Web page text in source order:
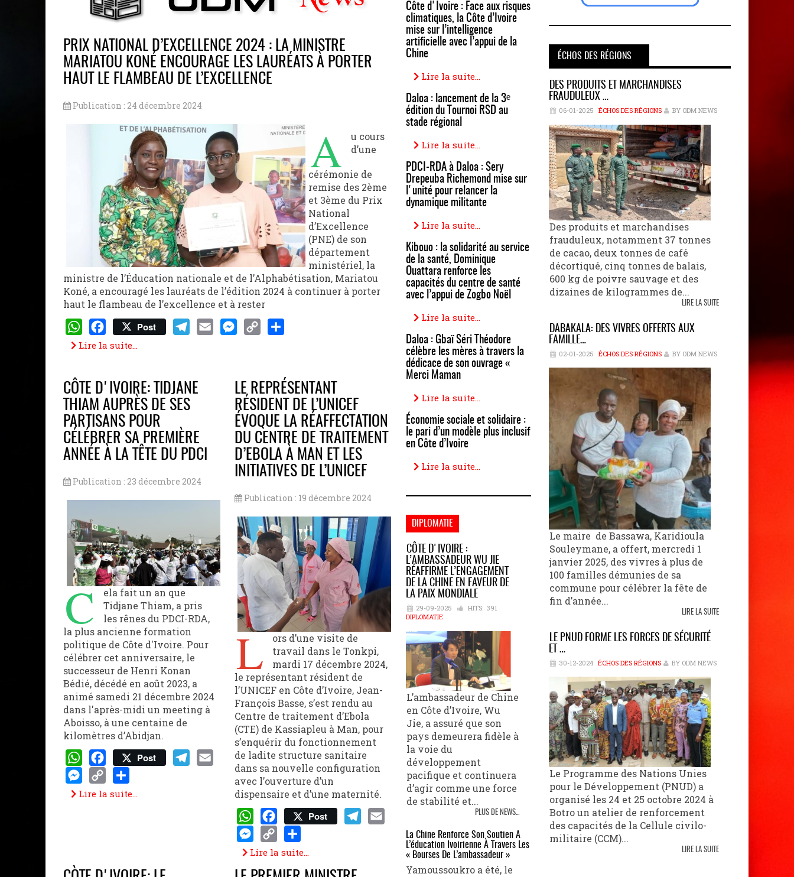
PRIX NATIONAL D’EXCELLENCE 2024 : LA MINISTRE
MARIATOU KONÉ ENCOURAGE LES LAURÉATS À PORTER
HAUT LE FLAMBEAU DE L’EXCELLENCE
Publication : 24 décembre 2024
A
u cours
d’une
cérémonie de
remise des 2ème
et 3ème du Prix
National
d’Excellence
(PNE) de son
département
ministériel, la
ministre de l’Éducation nationale et de l’Alphabétisation, Mariatou
Koné, a encouragé les lauréats de l’édition 2024 à continuer à porter
haut le flambeau de l’excellence et à rester
WhatsApp
Facebook
Post
Lire la suite...
CÔTE D'IVOIRE: TIDJANE
THIAM AUPRÈS DE SES
PARTISANS POUR
CÉLÉBRER SA PREMIÈRE
ANNÉE À LA TÊTE DU PDCI
Publication : 23 décembre 2024
C
ela fait un an que
Tidjane Thiam, a pris
les rênes du PDCI-RDA,
la plus ancienne formation
politique de Côte d'Ivoire. Pour
célébrer cet anniversaire, le
successeur de Henri Konan
Bédié, décédé en août 2023, a
animé samedi 21 décembre 2024
dans l'après-midi un meeting à
Aboisso, à une centaine de
kilomètres d’Abidjan.
WhatsAppFacebook
Post
Messenger
CopyShare
Lire la suite...
LE REPRÉSENTANT
RÉSIDENT DE L’UNICEF
ÉVOQUE LA RÉAFFECTATION
DU CENTRE DE TRAITEMENT
D’EBOLA À MAN ET LES
INITIATIVES DE L’UNICEF
Publication : 19 décembre 2024
L
ors d’une visite de
travail dans le Tonkpi,
mardi 17 décembre 2024,
le représentant résident de
l’UNICEF en Côte d’Ivoire, Jean-
François Basse, s’est rendu au
Centre de traitement d’Ebola
(CTE) de Kassiapleu à Man, pour
s’enquérir du fonctionnement
de ladite structure sanitaire
dans sa nouvelle configuration
avec l’ouverture d’un
dispensaire et d’une maternité.
WhatsAppFacebook
Post
Messenger
Copy
Link
Share
Lire la suite...
Côte d'Ivoire : Face aux risques
climatiques, la Côte d’Ivoire
mise sur l’intelligence
artificielle avec l’appui de la
Chine
Lire la suite...
Daloa : lancement de la 3ᵉ
édition du Tournoi RSD au
stade régional
Lire la suite...
PDCI-RDA à Daloa : Sery
Drepeuba Richemond mise sur
l'unité pour relancer la
dynamique militante
Lire la suite...
Kibouo : la solidarité au service
de la santé, Dominique
Ouattara renforce les
capacités du centre de santé
avec l’appui de Zogbo Noël
Lire la suite...
Daloa : Gbaï Séri Théodore
célèbre les mères à travers la
dédicace de son ouvrage «
Merci Maman
Lire la suite...
Économie sociale et solidaire :
le pari d’un modèle plus inclusif
en Côte d’Ivoire
Lire la suite...
DIPLOMATIE
CÔTE D'IVOIRE :
L’AMBASSADEUR WU JIE
RÉAFFIRME L’ENGAGEMENT
DE LA CHINE EN FAVEUR DE
LA PAIX MONDIALE
29-09-2025 HITS: 391
DIPLOMATIE
L’ambassadeur de Chine
en Côte d’Ivoire, Wu
Jie, a assuré que son
pays demeurera fidèle à
la voie du
développement
pacifique et continuera
d’agir comme une force
de stabilité et...
PLUS DE NEWS...
La Chine Renforce Son Soutien À
L’éducation Ivoirienne À Travers Les
« Bourses De L’ambassadeur »
Yamoussoukro a été, le
ÉCHOS DES RÉGIONS
DES PRODUITS ET MARCHANDISES
FRAUDULEUX …
06-01-2025 ÉCHOS DES RÉGIONS BY ODM NEWS
Des produits et marchandises
frauduleux, notamment 37 tonnes
de cacao, deux tonnes de café
décortiqué, cinq tonnes de balais,
600 kg de poivre sauvage et des
dizaines de kilogrammes de...
LIRE LA SUITE
DABAKALA: DES VIVRES OFFERTS AUX
FAMILLE…
02-01-2025 ÉCHOS DES RÉGIONS BY ODM NEWS
Le maire de Bassawa, Karidioula
Souleymane, a offert, mercredi 1
janvier 2025, des vivres à plus de
100 familles démunies de sa
commune pour célébrer la fête de
fin d’année...
LIRE LA SUITE
LE PNUD FORME LES FORCES DE SÉCURITÉ
ET …
30-12-2024 ÉCHOS DES RÉGIONS BY ODM NEWS
Le Programme des Nations Unies
pour le Développement (PNUD) a
organisé les 24 et 25 octobre 2024 à
Botro un atelier de renforcement
des capacités de la Cellule civilo-
militaire (CCM)...
LIRE LA SUITE